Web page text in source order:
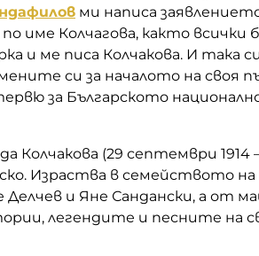
ми написа
име Колчагова, както всички
и ме писа Колчакова. И така
си за началото на своя
за Българското
Колчакова (29 септември 1914
Израства в семейството
Делчев и Яне Сандански, а от
легендите и песните на